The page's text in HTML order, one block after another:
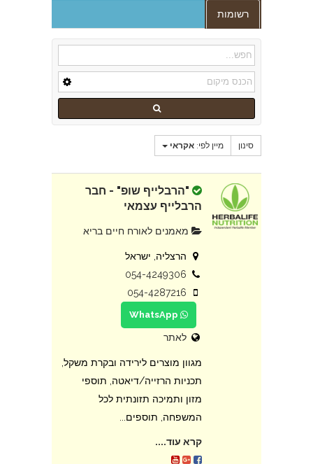
רשומות
סינון מיין לפי: אקראי
"הרבלייף שופ" - חבר
הרבלייף עצמאי
מאמנים לאורח חיים בריא
הרצליה, ישראל
054-4249306
054-4287216
לאתר
מגוון מוצרים לירידה ובקרת משקל,
תכניות הרזייה/דיאטה, תוספי
מזון ותמיכה תזונתית לכל
המשפחה, תוספים...
קרא עוד....